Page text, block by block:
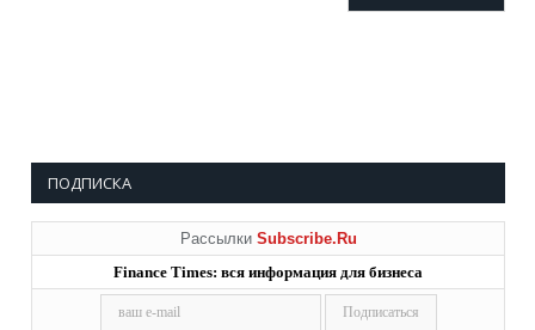
ПОДПИСКА
Рассылки Subscribe.Ru
Finance Times: вся информация для бизнеса